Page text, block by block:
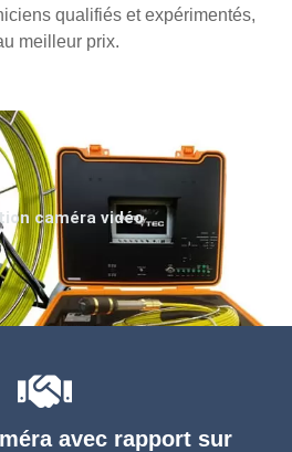
qualifiés et expérimentés,
meilleur prix.
avec rapport sur
caméra vidéo